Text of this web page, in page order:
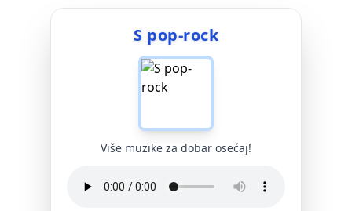
S pop-rock
Više muzike za dobar osećaj!